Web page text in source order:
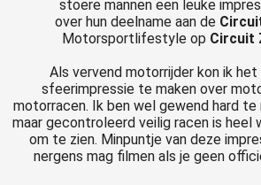
stoere mannen een leuke
over hun deelname aan de
Motorsportlifestyle op Circuit
Als vervend motorrijder kon ik
sfeerimpressie te maken over
motorracen. Ik ben wel gewend hard te
maar gecontroleerd veilig racen is heel
om te zien. Minpuntje van deze
nergens mag filmen als je geen